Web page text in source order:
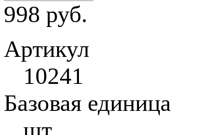
998 руб.
Артикул
10241
Базовая единица